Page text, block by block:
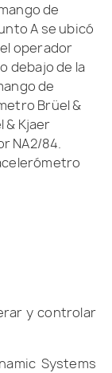
de
A se ubicó
operador
debajo de la
de
Brüel &
& Kjaer
NA2/84.
y controlar
Systems